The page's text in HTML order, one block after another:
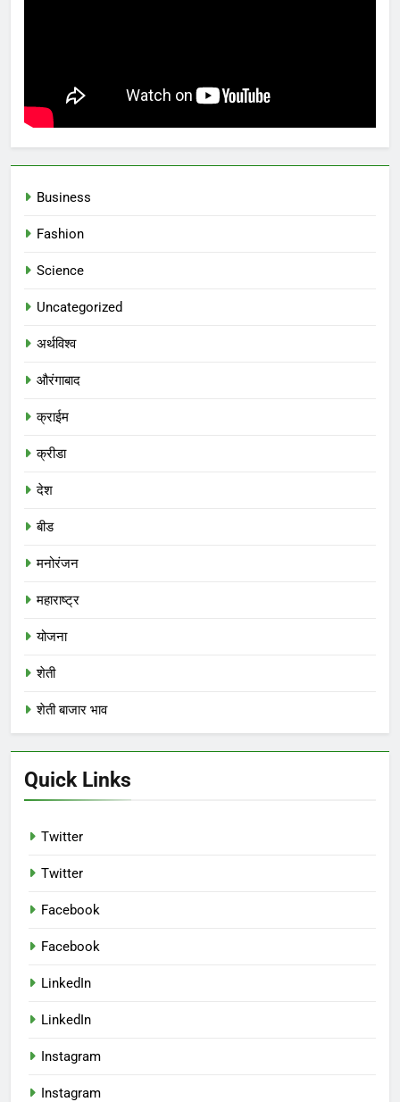
Business
Fashion
Science
Uncategorized
अर्थविश्व
औरंगाबाद
क्राईम
क्रीडा
देश
बीड
मनोरंजन
महाराष्ट्र
योजना
शेती
शेती बाजार भाव
Quick Links
Twitter
Twitter
Facebook
Facebook
LinkedIn
LinkedIn
Instagram
Instagram